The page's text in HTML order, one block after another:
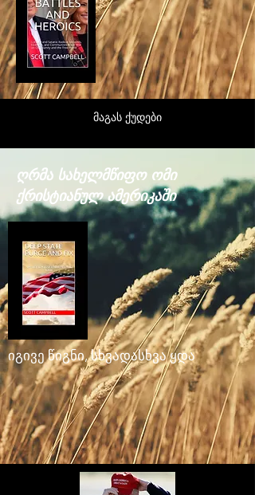
მაგას ქუდები
ღრმა სახელმწიფო ომი
ქრისტიანულ ამერიკაში
იგივე წიგნი, სხვადასხვა ყდა